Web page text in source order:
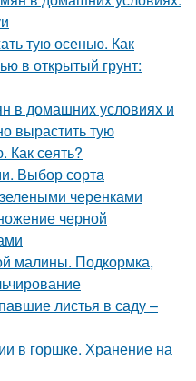
тую осенью. Как
в открытый грунт:
в домашних условиях и
вырастить тую
Как сеять?
Выбор сорта
черенками
черной
малины. Подкормка,
листья в саду –
в горшке. Хранение на